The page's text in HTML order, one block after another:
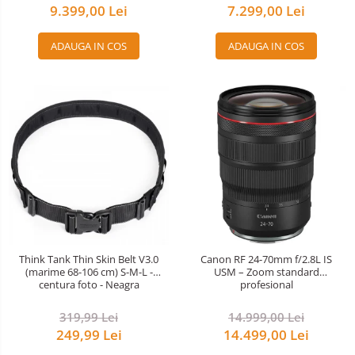
Rucsacuri Foto
Only One Shoulder - SlingShot
Tocuri si huse protectie aparate
Curele Aparat - Umar
Genti Laptop si iPad
Hand Strap / Grip
Troller
Accesorii genti si trollere
Solid-State Drive (SSD)
Video / Camere si accesorii
Camere video profesionale
Camere video de actiune
9.399,00 Lei
ADAUGA IN COS
7.299,00 Lei
ADAUGA IN COS
Think Tank Thin Skin Belt V3.0
(marime 68-106 cm) S-M-L -
centura foto - Neagra
319,99 Lei
249,99 Lei
Canon RF 24-70mm f/2.8L IS
USM – Zoom standard
profesional
14.999,00 Lei
14.499,00 Lei